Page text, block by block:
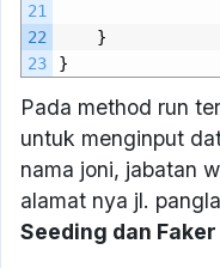
21
22
23
}
}
Pada method run
untuk menginput
nama joni, jabatan
alamat nya jl.
Seeding dan